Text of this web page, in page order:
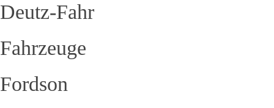
Deutz-Fahr
Fahrzeuge
Fordson